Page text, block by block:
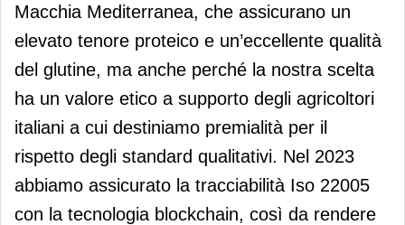
Macchia Mediterranea, che assicurano un
elevato tenore proteico e un’eccellente qualità
del glutine, ma anche perché la nostra scelta
ha un valore etico a supporto degli agricoltori
italiani a cui destiniamo premialità per il
rispetto degli standard qualitativi. Nel 2023
abbiamo assicurato la tracciabilità Iso 22005
con la tecnologia blockchain, così da rendere